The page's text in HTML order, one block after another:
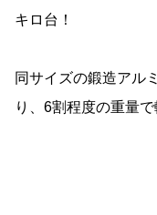
キロ台！
同サイズの鍛造アル
り、6割程度の重量